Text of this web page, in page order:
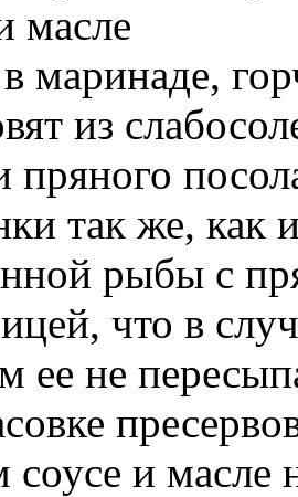
масле
маринаде,
из
пряного
так же, как
рыбы с
что в
ее не
соусе и масле